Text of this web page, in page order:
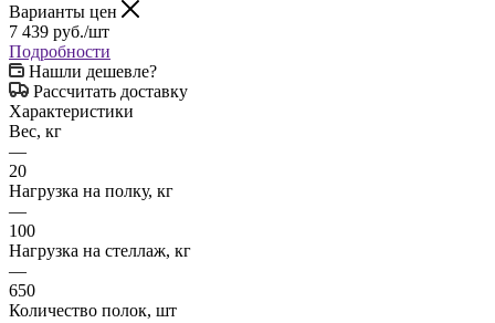
Варианты цен
7 439 руб./шт
Подробности
Нашли дешевле?
Рассчитать доставку
Характеристики
Вес, кг
—
20
Нагрузка на полку, кг
—
100
Нагрузка на стеллаж, кг
—
650
Количество полок, шт